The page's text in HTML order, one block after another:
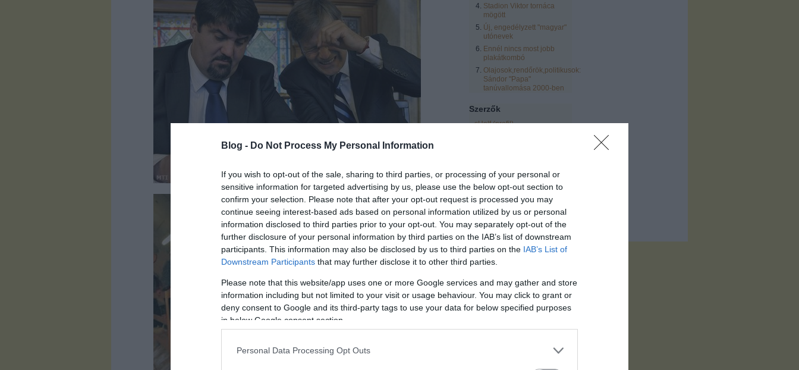
Blog - Do Not Process My Personal Information
If you wish to opt-out of the sale, sharing to third parties, or processing of your personal or
sensitive information for targeted advertising by us, please use the below opt-out section to
confirm your selection. Please note that after your opt-out request is processed you may
continue seeing interest-based ads based on personal information utilized by us or personal
information disclosed to third parties prior to your opt-out. You may separately opt-out of the
further disclosure of your personal information by third parties on the IAB’s list of downstream
participants. This information may also be disclosed by us to third parties on the IAB’s List of
Downstream Participants that may further disclose it to other third parties.
Please note that this website/app uses one or more Google services and may gather and store
information including but not limited to your visit or usage behaviour. You may click to grant or
deny consent to Google and its third-party tags to use your data for below specified purposes
in below Google consent section.
Personal Data Processing Opt Outs
Stadion Viktor tornáca
mögött
Új, engedélyzett "magyar"
utónevek
Ennél nincs most jobb
plakátkombó
Olajosok,rendőrök,politikusok:
Sándor "Papa"
tanúvallomása 2000-ben
Szerzők
sHelf (profil)
Vendégblgr ( profil)
Rozsnyai Zsolt ( profil)
LCsilla16 (profil)